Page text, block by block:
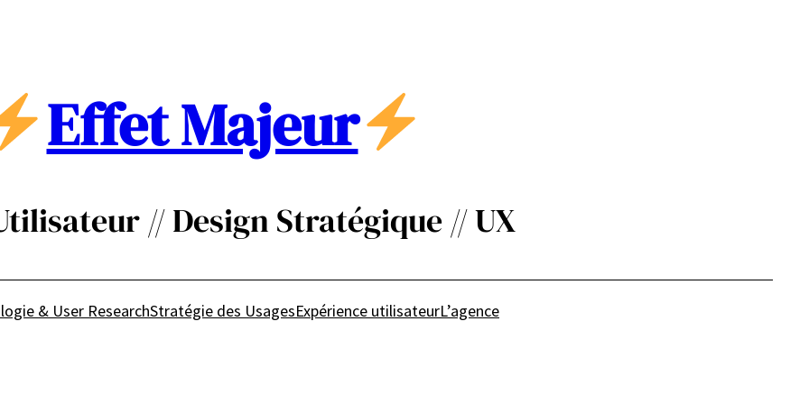
Effet Majeur
// Design Stratégique // UX
& User ResearchStratégie des UsagesExpérience utilisateurL’agence